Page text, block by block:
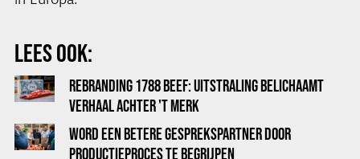
LEES OOK:
REBRANDING 1788 BEEF: UITSTRALING BELICHAAMT
VERHAAL ACHTER 'T MERK
WORD EEN BETERE GESPREKSPARTNER DOOR
PRODUCTIEPROCES TE BEGRIJPEN